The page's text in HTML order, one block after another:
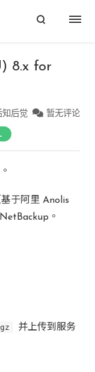
8.x for
知后觉 暂无评论
于阿里 Anolis
。
并上传到服务